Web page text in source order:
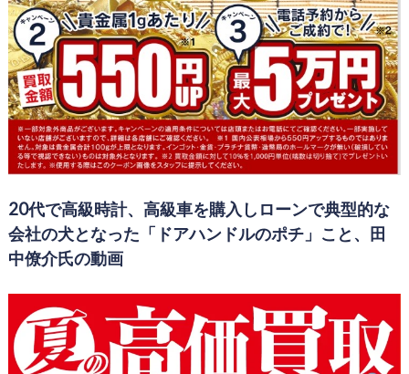
20代で高級時計、高級車を購入しローンで典型的な
会社の犬となった「ドアハンドルのポチ」こと、田
中僚介氏の動画